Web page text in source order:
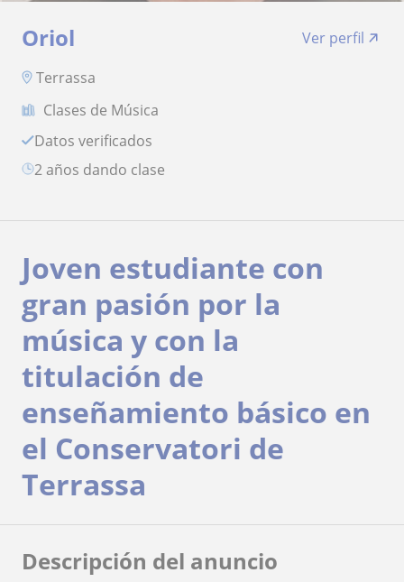
Oriol
Ver perfil
Terrassa
Clases de Música
Datos verificados
2 años dando clase
Joven estudiante con
gran pasión por la
música y con la
titulación de
enseñamiento básico en
el Conservatori de
Terrassa
Descripción del anuncio